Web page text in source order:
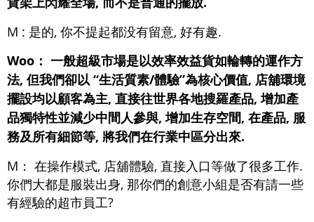
M : 是的, 你不提起都没有留意, 好有趣.
Woo： 一般超級市場是以效率效益貨如輪轉的運作方
法, 但我們卻以 “生活質素/體驗”為核心價值, 店舖環境
擺設均以顧客為主, 直接往世界各地搜羅產品, 增加產
品獨特性並減少中間人參與, 增加生存空間, 在產品, 服
務及所有細節等, 將我們在行業中區分出來.
M： 在操作模式, 店舖體驗, 直接入口等做了很多工作.
你們大都是服裝出身, 那你們的創意小組是否有請一些
有經驗的超市員工?